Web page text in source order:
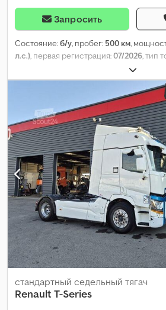
Запросить
Состояние:б/у, пробег: 500 км,
л.с.), первая регистрация:07/2026, тип
, конфигурация осей:
(TÜV):07/2027, тормоза:ретардер, цвет:
, Год выпуска:2026,
кондиционер, навигационная
электронная программа
стандартный седельный тягач
Renault T-Series